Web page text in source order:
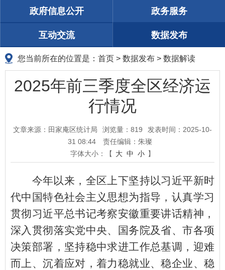
政府信息公开 政务服务
互动交流 数据发布
您当前所在的位置是： 首页 > 数据发布 > 数据解读
2025年前三季度全区经济运
行情况
文章来源：田家庵区统计局 浏览量： 819
发表时间：2025-10-
31 08:44
责任编辑：朱璨
字体大小：【 大 中 小 】
今年以来，全区上下坚持以习近平新时
代中国特色社会主义思想为指导，认真学习
贯彻习近平总书记考察安徽重要讲话精神，
深入贯彻落实党中央、国务院及省、市各项
决策部署，坚持稳中求进工作总基调，迎难
而上、沉着应对，着力稳就业、稳企业、稳